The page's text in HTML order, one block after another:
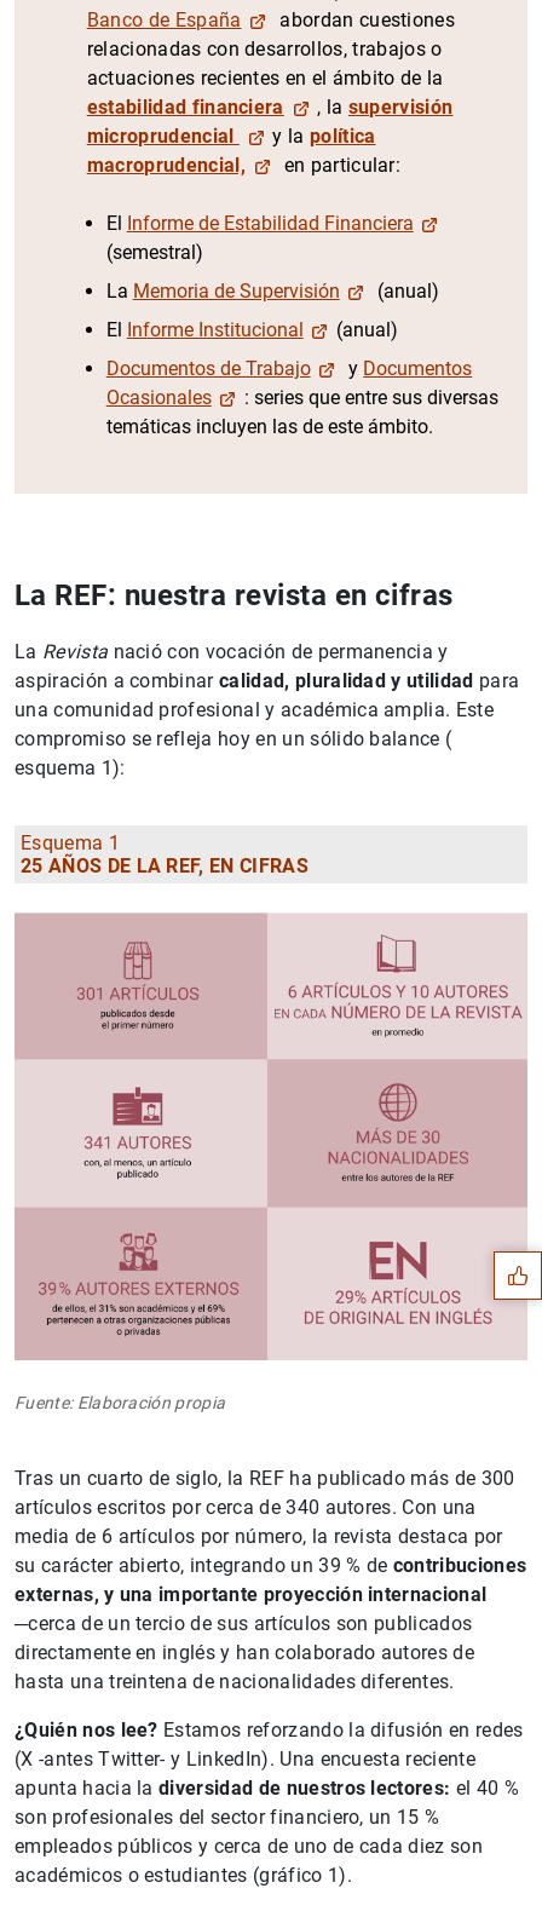
Banco de España
abordan cuestiones
relacionadas con desarrollos, trabajos o
actuaciones recientes en el ámbito de la
estabilidad financiera
, la supervisión
microprudencial
y la política
macroprudencial,
en particular:
El Informe de Estabilidad Financiera
(semestral)
La Memoria de Supervisión
(anual)
El Informe Institucional
(anual)
Documentos de Trabajo
y Documentos
Ocasionales
: series que entre sus diversas
temáticas incluyen las de este ámbito.
La REF: nuestra revista en cifras
La Revista nació con vocación de permanencia y
aspiración a combinarcalidad, pluralidad y utilidad para
una comunidad profesional y académica amplia. Este
compromiso se refleja hoy en un sólido balance (
esquema 1):
Esquema 1
25 AÑOS DE LA REF, EN CIFRAS
Fuente: Elaboración propia
Tras un cuarto de siglo, la REF ha publicado más de 300
artículos escritos por cerca de 340 autores. Con una
media de 6 artículos por número, la revista destaca por
su carácter abierto, integrando un 39 % de contribuciones
externas, y una importante proyección internacional
─cerca de un tercio de sus artículos son publicados
directamente en inglés y han colaborado autores de
hasta una treintena de nacionalidades diferentes.
¿Quién nos lee? Estamos reforzando la difusión en redes
(X -antes Twitter- y LinkedIn). Una encuesta reciente
apunta hacia ladiversidad de nuestros lectores: el 40 %
son profesionales del sector financiero, un 15 %
empleados públicos y cerca de uno de cada diez son
académicos o estudiantes (gráfico 1).
Sugerencias
1 2